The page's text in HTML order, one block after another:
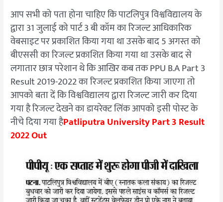
आप सभी को पता होना चाहिए कि पाटलिपुत्र विश्वविद्यालय के
द्वारा 31 जुलाई को पार्ट 3 बी कॉम का रिजल्ट आधिकारिक
वेबसाइट पर प्रकाशित किया गया था उसके बाद 5 अगस्त को
बीएससी का रिजल्ट प्रकाशित किया गया था उसके बाद से
लगातार छात्र परेशान थे कि आखिर कब तक PPU B.A Part 3
Result 2019-2022 का रिजल्ट प्रकाशित किया जाएगा तो
आपको बता दें कि विश्वविद्यालय द्वारा रिजल्ट जारी कर दिया
गया है रिजल्ट देखने का डायरेक्ट लिंक आपको इसी पोस्ट के
नीचे दिया गया हैPatliputra University Part 3 Result
2022 Out